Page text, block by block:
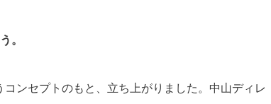
。
ンセプトのもと、立ち上がりました。中山ディレ